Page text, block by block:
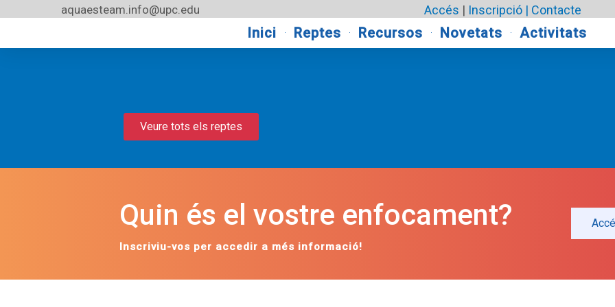
aquaesteam.info@upc.edu Accés | Inscripció | Contacte
Inici Reptes Recursos Novetats Activitats
Veure tots els reptes
Quin és el vostre enfocament?
Inscriviu-vos per accedir a més informació!